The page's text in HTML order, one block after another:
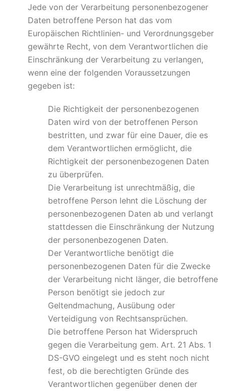
Jede von der Verarbeitung personenbezogener
Daten betroffene Person hat das vom
Europäischen Richtlinien- und Verordnungsgeber
gewährte Recht, von dem Verantwortlichen die
Einschränkung der Verarbeitung zu verlangen,
wenn eine der folgenden Voraussetzungen
gegeben ist:
Die Richtigkeit der personenbezogenen
Daten wird von der betroffenen Person
bestritten, und zwar für eine Dauer, die es
dem Verantwortlichen ermöglicht, die
Richtigkeit der personenbezogenen Daten
zu überprüfen.
Die Verarbeitung ist unrechtmäßig, die
betroffene Person lehnt die Löschung der
personenbezogenen Daten ab und verlangt
stattdessen die Einschränkung der Nutzung
der personenbezogenen Daten.
Der Verantwortliche benötigt die
personenbezogenen Daten für die Zwecke
der Verarbeitung nicht länger, die betroffene
Person benötigt sie jedoch zur
Geltendmachung, Ausübung oder
Verteidigung von Rechtsansprüchen.
Die betroffene Person hat Widerspruch
gegen die Verarbeitung gem. Art. 21 Abs. 1
DS-GVO eingelegt und es steht noch nicht
fest, ob die berechtigten Gründe des
Verantwortlichen gegenüber denen der